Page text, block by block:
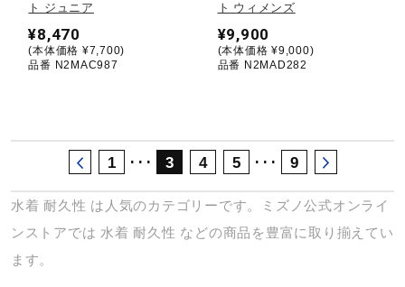
直営店一覧
ト ジュニア
¥8,470
(本体価格 ¥7,700)
品番 N2MAC987
ト ウィメンズ
¥9,900
(本体価格 ¥9,000)
品番 N2MAD282
1 ･･･ 3 4 5 ･･･ 9
水着 耐久性 は人気のカテゴリーです。ミズノ公式オンライ
ンストアでは 水着 耐久性 などの商品を豊富に取り揃えてい
ます。